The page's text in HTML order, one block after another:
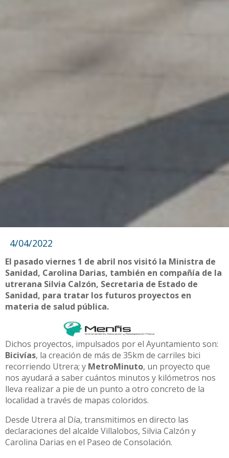
4/04/2022
El pasado viernes 1 de abril nos visitó la Ministra de
Sanidad, Carolina Darias, también en compañía de la
utrerana Silvia Calzón, Secretaria de Estado de
Sanidad, para tratar los futuros proyectos en
materia de salud pública.
Dichos proyectos, impulsados por el Ayuntamiento son:
Bicivías, la creación de más de 35km de carriles bici
recorriendo Utrera; y MetroMinuto, un proyecto que
nos ayudará a saber cuántos minutos y kilómetros nos
lleva realizar a pie de un punto a otro concreto de la
localidad a través de mapas coloridos.
Desde Utrera al Día, transmitimos en directo las
declaraciones del alcalde Villalobos, Silvia Calzón y
Carolina Darias en el Paseo de Consolación.